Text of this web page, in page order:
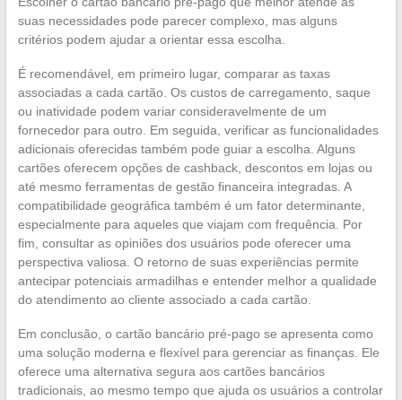
suas necessidades pode parecer complexo, mas alguns
critérios podem ajudar a orientar essa escolha.
É recomendável, em primeiro lugar, comparar as taxas
associadas a cada cartão. Os custos de carregamento, saque
ou inatividade podem variar consideravelmente de um
fornecedor para outro. Em seguida, verificar as funcionalidades
adicionais oferecidas também pode guiar a escolha. Alguns
cartões oferecem opções de cashback, descontos em lojas ou
até mesmo ferramentas de gestão financeira integradas. A
compatibilidade geográfica também é um fator determinante,
especialmente para aqueles que viajam com frequência. Por
fim, consultar as opiniões dos usuários pode oferecer uma
perspectiva valiosa. O retorno de suas experiências permite
antecipar potenciais armadilhas e entender melhor a qualidade
do atendimento ao cliente associado a cada cartão.
Em conclusão, o cartão bancário pré-pago se apresenta como
uma solução moderna e flexível para gerenciar as finanças. Ele
oferece uma alternativa segura aos cartões bancários
tradicionais, ao mesmo tempo que ajuda os usuários a controlar